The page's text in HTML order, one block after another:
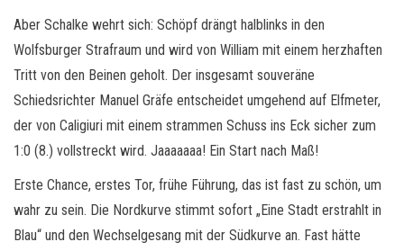
Aber Schalke wehrt sich: Schöpf drängt halblinks in den
Wolfsburger Strafraum und wird von William mit einem herzhaften
Tritt von den Beinen geholt. Der insgesamt souveräne
Schiedsrichter Manuel Gräfe entscheidet umgehend auf Elfmeter,
der von Caligiuri mit einem strammen Schuss ins Eck sicher zum
1:0 (8.) vollstreckt wird. Jaaaaaaa! Ein Start nach Maß!
Erste Chance, erstes Tor, frühe Führung, das ist fast zu schön, um
wahr zu sein. Die Nordkurve stimmt sofort „Eine Stadt erstrahlt in
Blau“ und den Wechselgesang mit der Südkurve an. Fast hätte